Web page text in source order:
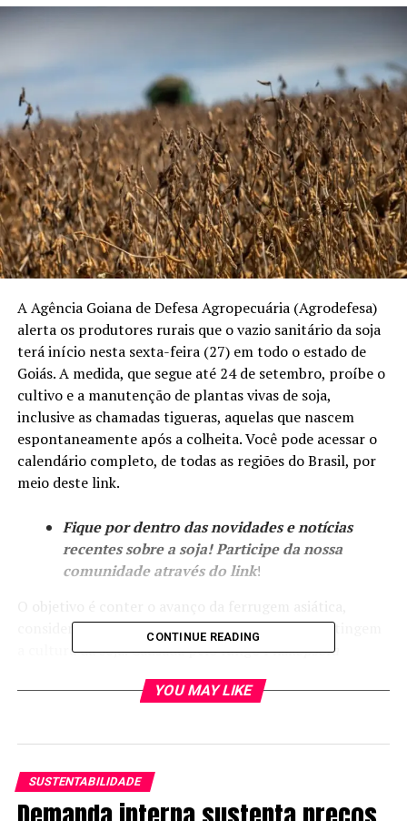
A Agência Goiana de Defesa Agropecuária (Agrodefesa)
alerta os produtores rurais que o vazio sanitário da soja
terá início nesta sexta-feira (27) em todo o estado de
Goiás. A medida, que segue até 24 de setembro, proíbe o
cultivo e a manutenção de plantas vivas de soja,
inclusive as chamadas tigueras, aquelas que nascem
espontaneamente após a colheita. Você pode acessar o
calendário completo, de todas as regiões do Brasil, por
meio deste link.
Fique por dentro das novidades e notícias
recentes sobre a soja! Participe da nossa
comunidade através do link!
considerada uma das doenças mais severas que atingem
a cultura da soja. Causada pelo fungoPhakopsora
e, se não for controlada, pode provocar perdas
De acordo com o presidente da Agrodefesa, José Ricardo
Caixeta Ramos, os 90 dias sem plantas vivas no campo
CONTINUE READING
YOU MAY LIKE
SUSTENTABILIDADE